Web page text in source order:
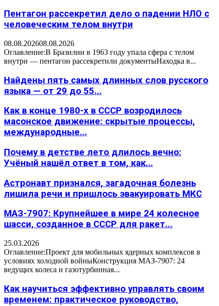
Пентагон рассекретил дело о падении НЛО с
человеческим телом внутри
08.08.202608.08.2026
Оглавление:В Бразилии в 1963 году упала сфера с телом
внутри — пентагон рассекретили документыНаходка в...
Найдены пять самых длинных слов русского
языка — от 29 до 55...
Как в конце 1980-х в СССР возродилось
масонское движение: скрытые процессы,
международные...
Почему в детстве лето длилось вечно:
Учёный нашёл ответ в том, как...
Астронавт признался, загадочная болезнь
лишила речи и пришлось эвакуировать МКС
МАЗ-7907: Крупнейшее в мире 24 колесное
шасси, созданное в СССР для ракет...
25.03.2026
Оглавление:Проект для мобильных ядерных комплексов в
условиях холодной войныКонструкция МАЗ-7907: 24
ведущих колеса и газотурбинная...
Как научиться эффективно управлять своим
временем: практическое руководство,